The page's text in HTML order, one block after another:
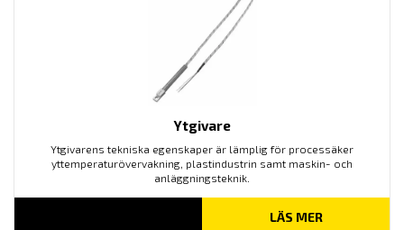
Ytgivare
Ytgivarens tekniska egenskaper är lämplig för processäker
yttemperaturövervakning, plastindustrin samt maskin- och
anläggningsteknik.
LÄS MER